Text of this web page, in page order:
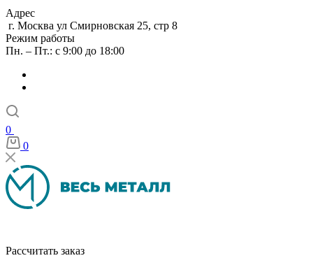
Адрес
г. Москва ул Смирновская 25, стр 8
Режим работы
Пн. – Пт.: с 9:00 до 18:00
0
0
Рассчитать заказ